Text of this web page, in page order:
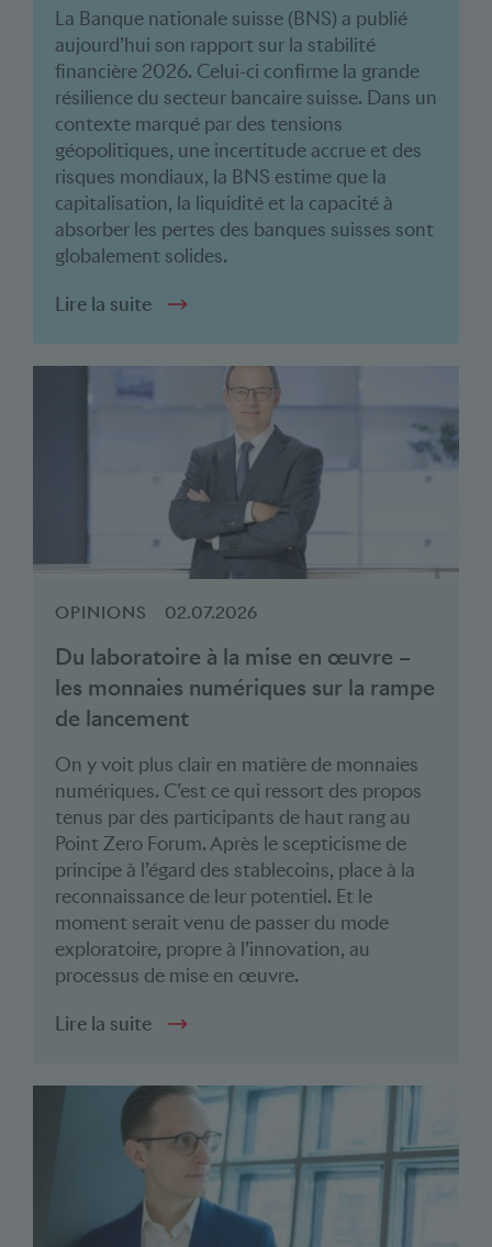
La Banque nationale suisse (BNS) a publié
aujourd’hui son rapport sur la stabilité
financière 2026. Celui-ci confirme la grande
résilience du secteur bancaire suisse. Dans un
contexte marqué par des tensions
géopolitiques, une incertitude accrue et des
risques mondiaux, la BNS estime que la
capitalisation, la liquidité et la capacité à
absorber les pertes des banques suisses sont
globalement solides.
Lire la suite
OPINIONS 02.07.2026
Du laboratoire à la mise en œuvre –
les monnaies numériques sur la rampe
de lancement
On y voit plus clair en matière de monnaies
numériques. C’est ce qui ressort des propos
tenus par des participants de haut rang au
Point Zero Forum. Après le scepticisme de
principe à l’égard des stablecoins, place à la
reconnaissance de leur potentiel. Et le
moment serait venu de passer du mode
exploratoire, propre à l’innovation, au
processus de mise en œuvre.
Lire la suite